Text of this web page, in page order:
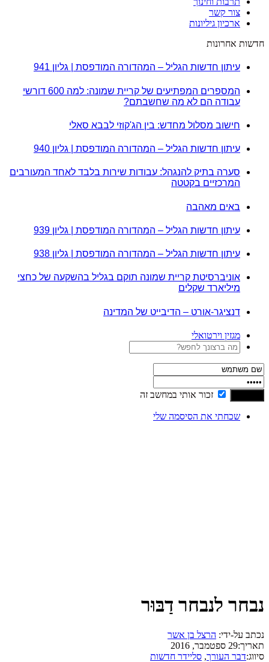
צור קשר
ארכיון גיליונות
חדשות אחרונות
עיתון חדשות הגליל – המהדורה המודפסת | גליון 941
המספרים המפתיעים של קריית שמונה: למה 600 דורשי
עבודה הם לא מה שחשבתם?
חישוב מסלול מחדש: בין הג'קוזי לבבא סאלי
עיתון חדשות הגליל – המהדורה המודפסת | גליון 940
סערה בתיק להנגהל: עבודות שירות בלבד לאחד המעורבים
המרכזיים בקטטה
באים מאהבה
עיתון חדשות הגליל – המהדורה המודפסת | גליון 939
עיתון חדשות הגליל – המהדורה המודפסת | גליון 938
אוניברסיטת קריית שמונה תוקם בגליל בהשקעה של כחצי
מיליארד שקלים
דנציגר-אורט – הדיבייט של המדינה
מגזין וירטואלי
זכור אותי במחשב זה
שכחתי את הסיסמה שלי
נבחר לנבחר דַבּוּר
נכתב על-ידי: הרצל בן אשר
תאריך:29 ספטמבר, 2016
סיווג:דבר העורך, סליידר חדשות